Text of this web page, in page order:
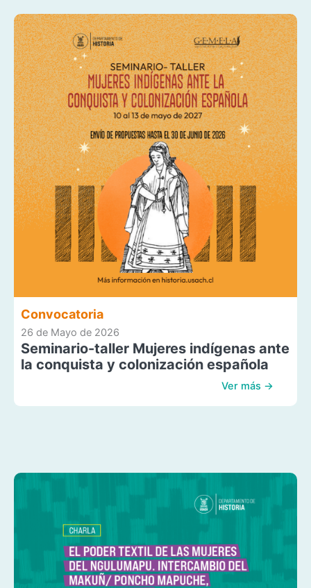
Convocatoria
26 de Mayo de 2026
Seminario-taller Mujeres indígenas ante
la conquista y colonización española
Ver más →